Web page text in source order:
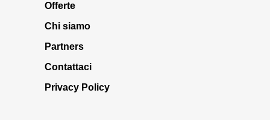
Offerte
Chi siamo
Partners
Contattaci
Privacy Policy